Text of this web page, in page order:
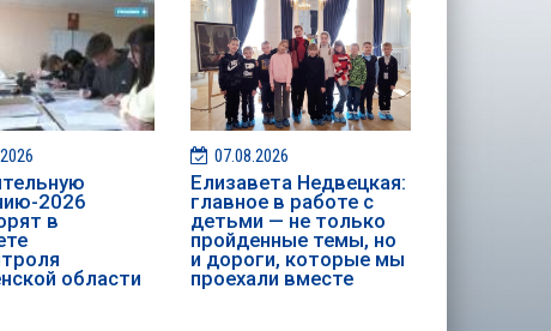
2026
в
области
07.08.2026
Елизавета Недвецкая:
главное в работе с
детьми — не только
пройденные темы, но
и дороги, которые мы
проехали вместе